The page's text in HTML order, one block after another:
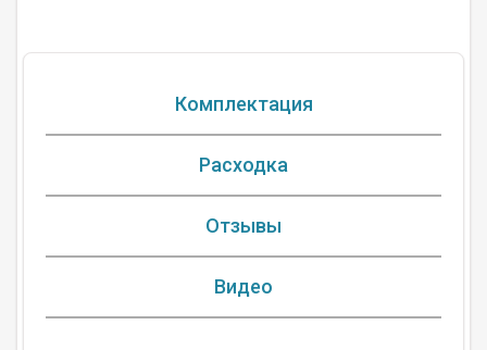
Комплектация
Расходка
Отзывы
Видео